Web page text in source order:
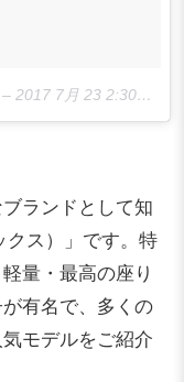
– 2017 7月 23 2:30午前 PDT
ランドとして知
クス）」です。特
量・最高の座り
有名で、多くの
モデルをご紹介